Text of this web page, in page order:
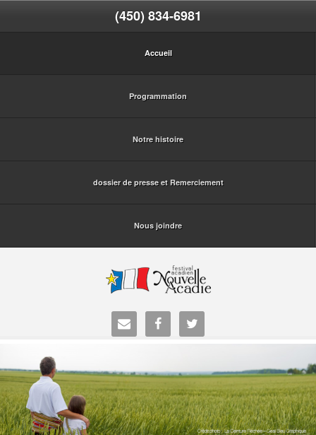
Accueil
Programmation
Notre histoire
dossier de presse et Remerciement
Nous joindre
(450) 834-6981
  